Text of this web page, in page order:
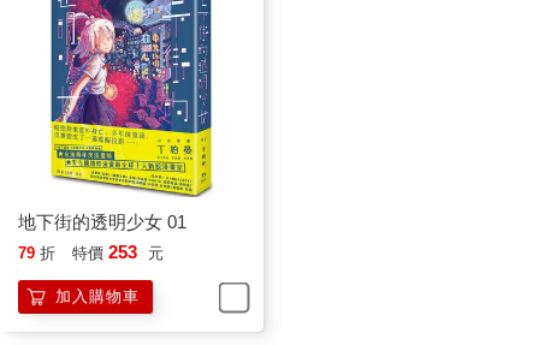
地下街的透明少女 01
79 折 特價 253 元
加入購物車